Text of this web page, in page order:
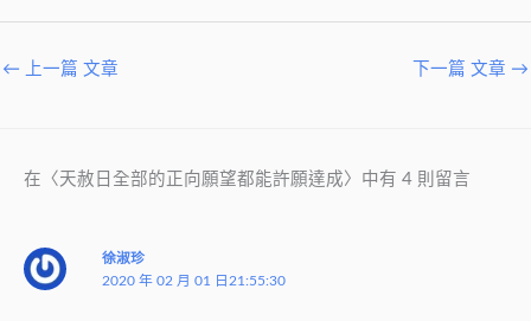
← 上一篇 文章 下一篇 文章 →
在〈天赦日全部的正向願望都能許願達成〉中有 4 則留言
徐淑珍
2020 年 02 月 01 日21:55:30